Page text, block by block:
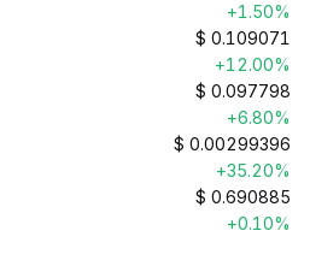
+1.50%
$ 0.109071
+12.00%
$ 0.097798
+6.80%
$ 0.00299396
+35.20%
$ 0.690885
+0.10%